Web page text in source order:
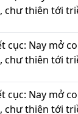
thả như vậy
sau khi hệ
pháp song tu,
kiểm tra
đạo lữ giúp
tới phòng tu
khiến đối
chư thiên tới
cục: Nay mở
chư thiên tới
cục: Nay mở
chư thiên tới